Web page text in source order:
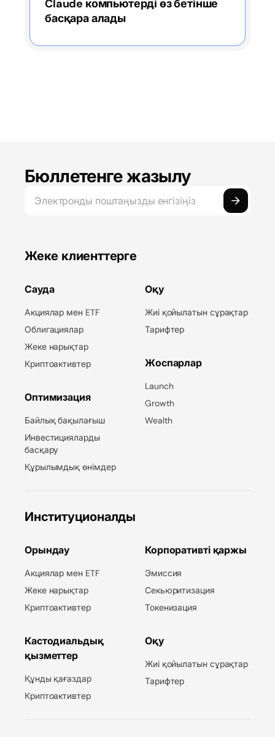
Claude компьютерді өз бетінше
басқара алады
Бюллетенге жазылу
Жеке клиенттерге
Сауда
Акциялар мен ETF
Облигациялар
Жеке нарықтар
Криптоактивтер
Оптимизация
Байлық бақылағыш
Инвестицияларды
басқару
Құрылымдық өнімдер
Оқу
Жиі қойылатын сұрақтар
Тарифтер
Жоспарлар
Launch
Growth
Wealth
Институционалды
Орындау
Акциялар мен ETF
Жеке нарықтар
Криптоактивтер
Кастодиальдық
қызметтер
Құнды қағаздар
Криптоактивтер
Корпоративті қаржы
Эмиссия
Секьюритизация
Токенизация
Оқу
Жиі қойылатын сұрақтар
Тарифтер